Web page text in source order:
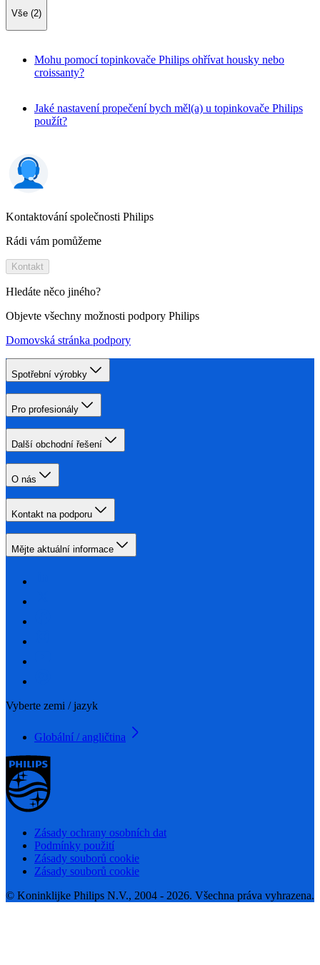
Vše (2)
Mohu pomocí topinkovače Philips ohřívat housky nebo
croissanty?
Jaké nastavení propečení bych měl(a) u topinkovače Philips
použít?
Kontaktování společnosti Philips
Rádi vám pomůžeme
Kontakt
Hledáte něco jiného?
Objevte všechny možnosti podpory Philips
Domovská stránka podpory
Spotřební výrobky
Pro profesionály
Další obchodní řešení
O nás
Kontakt na podporu
Mějte aktuální informace
Vyberte zemi / jazyk
Globální / angličtina
Zásady ochrany osobních dat
Podmínky použití
Zásady souborů cookie
Zásady souborů cookie
© Koninklijke Philips N.V., 2004 - 2026. Všechna práva vyhrazena.